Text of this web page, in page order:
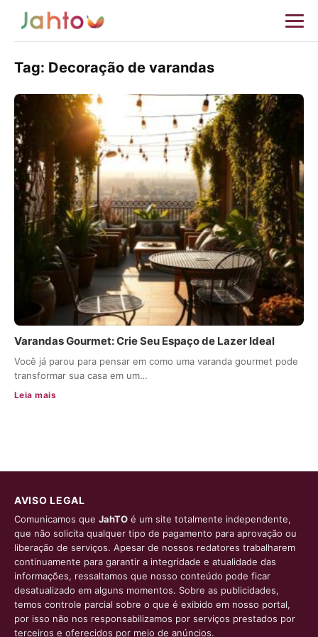
Tag: Decoração de varandas
Varandas Gourmet: Crie Seu Espaço de Lazer Ideal
Você já parou para pensar em como uma varanda gourmet pode
transformar sua casa em um…
Leia mais
AVISO LEGAL
Comunicamos que JahTO é um site totalmente independente,
que não solicita qualquer tipo de pagamento para aprovação ou
liberação de serviços. Apesar de nossos redatores trabalharem
continuamente para garantir a integridade e atualidade das
informações, ressaltamos que nosso conteúdo pode ficar
desatualizado em alguns momentos. Sobre as publicidades,
temos controle parcial sobre o que é exibido em nosso portal,
por isso não nos responsabilizamos por serviços prestados por
terceiros e oferecidos por meio de anúncios.